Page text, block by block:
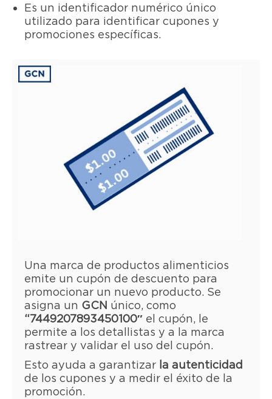
Es un identificador numérico único
utilizado para identificar cupones y
promociones específicas.
Una marca de productos alimenticios
emite un cupón de descuento para
promocionar un nuevo producto. Se
asigna un GCN único, como
“7449207893450100″ el cupón, le
permite a los detallistas y a la marca
rastrear y validar el uso del cupón.
Esto ayuda a garantizar la autenticidad
de los cupones y a medir el éxito de la
promoción.